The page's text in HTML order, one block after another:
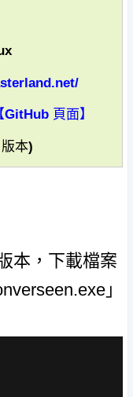
GitHub 頁面】
本)
本，下載檔案
」